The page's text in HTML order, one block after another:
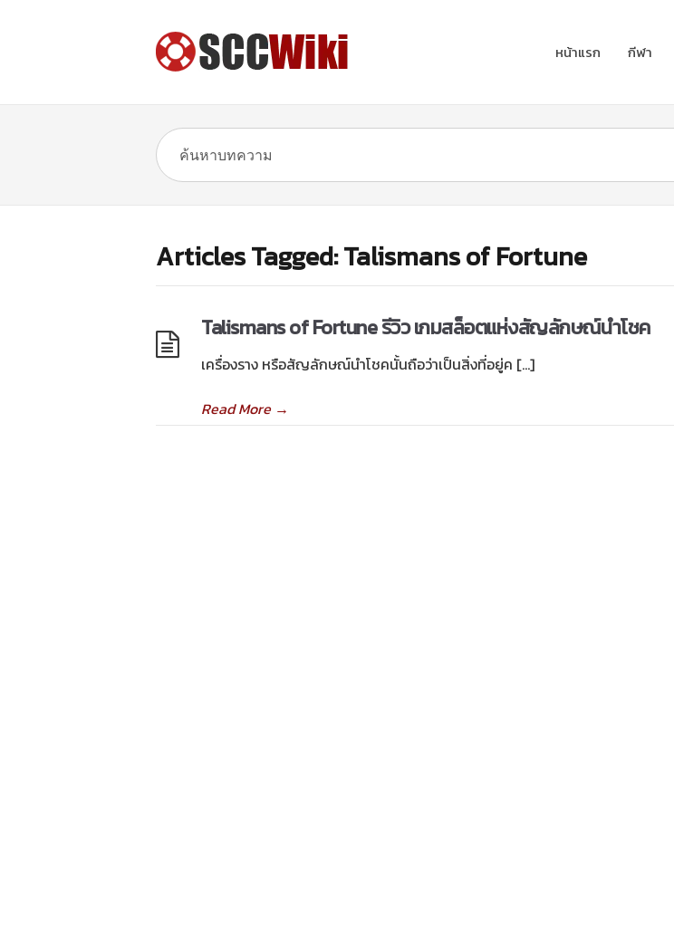
หน้าแรก กีฬา
Articles Tagged: Talismans of Fortune
Talismans of Fortune รีวิว เกมสล็อตแห่งสัญลักษณ์นำโชค
เครื่องราง หรือสัญลักษณ์นำโชคนั้นถือว่าเป็นสิ่งที่อยู่ค […]
Read More→